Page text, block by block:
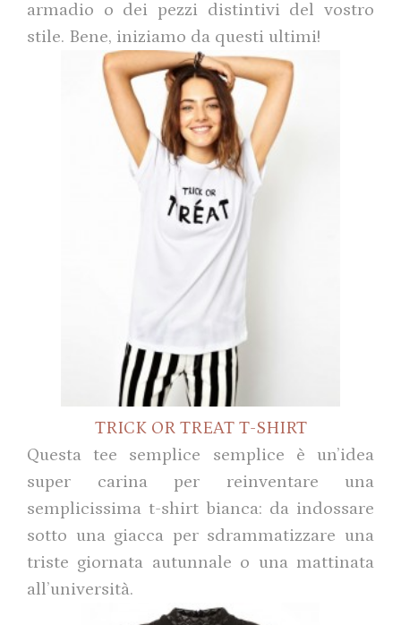
armadio o dei pezzi distintivi del vostro
stile. Bene, iniziamo da questi ultimi!
TRICK OR TREAT T-SHIRT
Questa tee semplice semplice è un’idea
super carina per reinventare una
semplicissima t-shirt bianca: da indossare
sotto una giacca per sdrammatizzare una
triste giornata autunnale o una mattinata
all’università.